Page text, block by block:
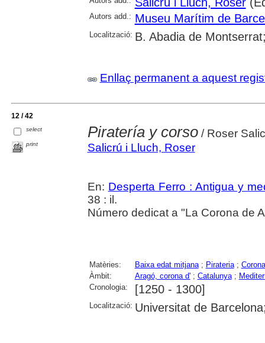
Autors add.: Museu Marítim de
Localització: B. Abadia de
Enllaç permanent a aquest
12 / 42
select
print
Piratería y corso/ Roser
Salicrú i Lluch, Roser
En: Desperta Ferro : Antigua y
38 : il.
Número dedicat a "La Corona de
Matèries: Baixa edat mitjana; Pirateria;
Àmbit:
Aragó, corona d'; Catalunya;
Cronologia:
[1250 - 1300]
Localització: Universitat de